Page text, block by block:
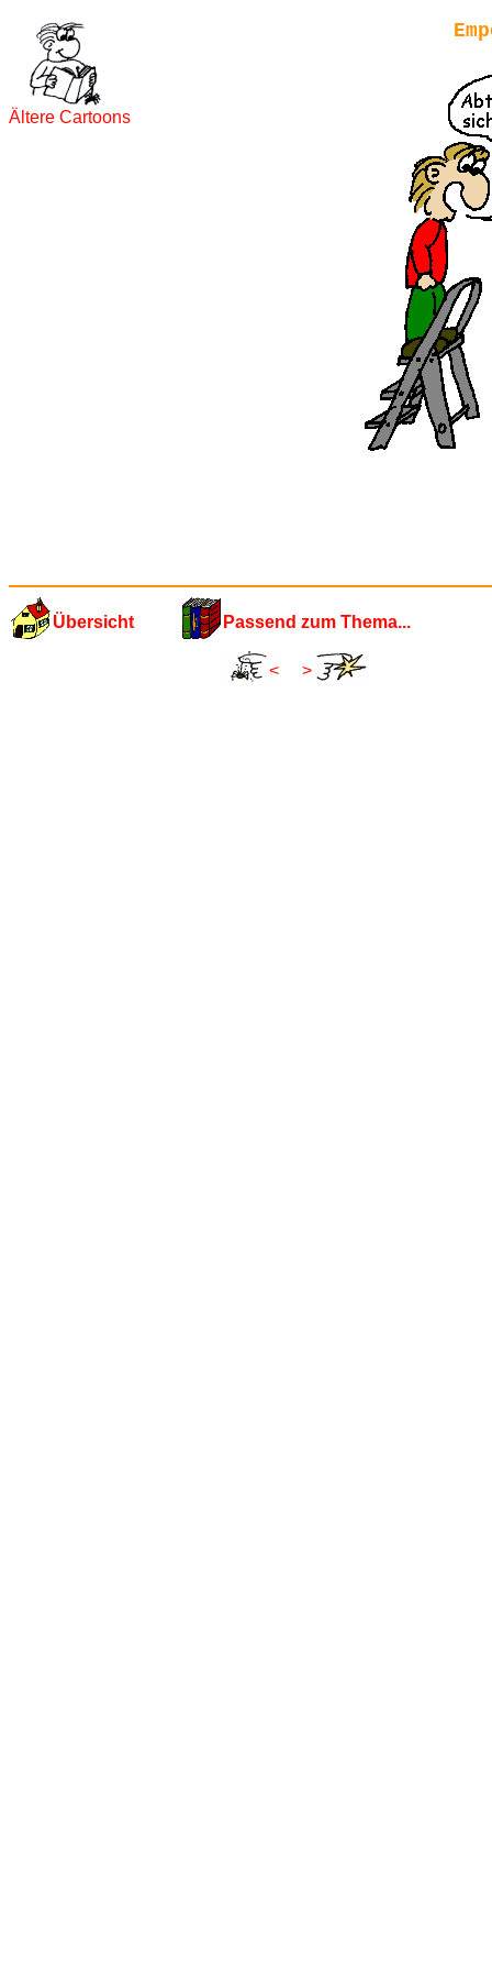
Ältere Cartoons
Übersicht Passend zum Thema...
< >